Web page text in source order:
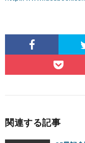
関連する記事